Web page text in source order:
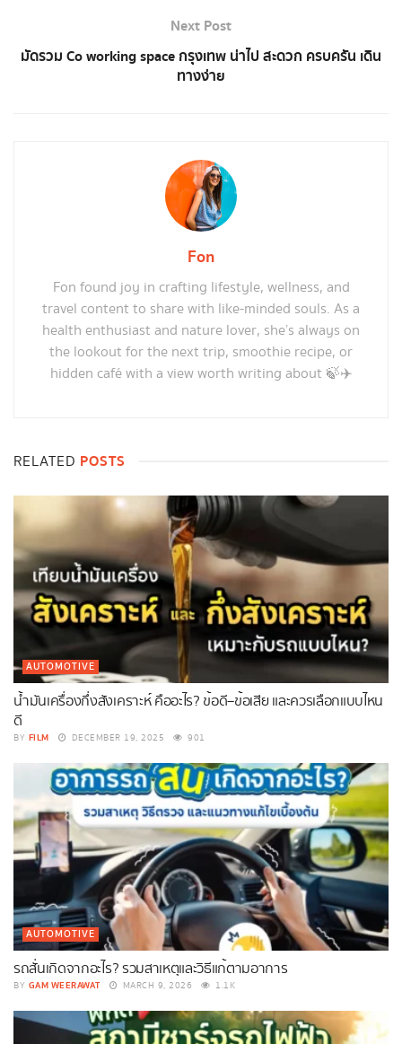
Next Post
มัดรวม Co working space กรุงเทพ น่าไป สะดวก ครบครัน เดิน
ทางง่าย
Fon
Fon found joy in crafting lifestyle, wellness, and
travel content to share with like-minded souls. As a
health enthusiast and nature lover, she’s always on
the lookout for the next trip, smoothie recipe, or
hidden café with a view worth writing about 🍃✈️
RELATED POSTS
AUTOMOTIVE
น้ำมันเครื่องกึ่งสังเคราะห์ คืออะไร? ข้อดี–ข้อเสีย และควรเลือกแบบไหน
ดี
BY FILM DECEMBER 19, 2025 901
AUTOMOTIVE
รถสั่นเกิดจากอะไร? รวมสาเหตุและวิธีแก้ตามอาการ
BY GAM WEERAWAT MARCH 9, 2026 1.1K